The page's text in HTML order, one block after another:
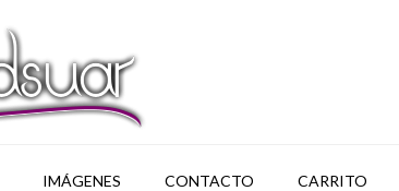
IMÁGENES CONTACTO CARRITO